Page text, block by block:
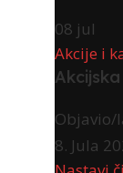
08 jul
Akcije i
Objavio/
8. Jula